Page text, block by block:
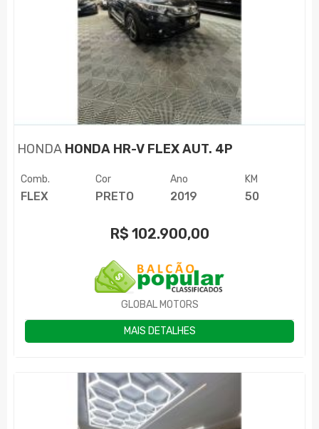
HONDA HONDA HR-V FLEX AUT. 4P
Comb.
FLEX
Cor
PRETO
Ano
2019
KM
50
R$ 102.900,00
GLOBAL MOTORS
MAIS DETALHES